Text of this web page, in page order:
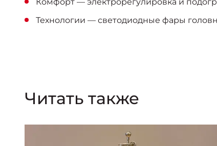
Технологии — светодиодные фары
Читать также